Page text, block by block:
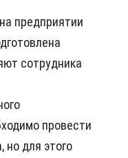
предприятии
сотрудника
провести
но для этого